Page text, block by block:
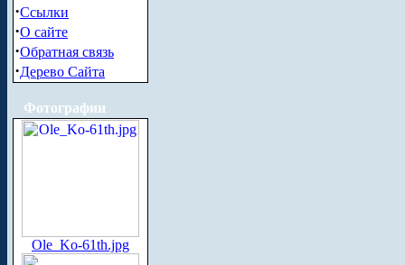
·Ссылки
·О сайте
·Обратная связь
·Дерево Сайта
Фотографии
Ole_Ko-61th.jpg